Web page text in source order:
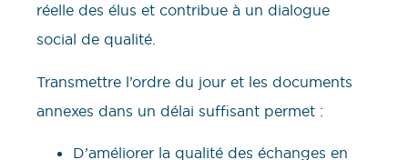
réelle des élus et contribue à un dialogue
social de qualité.
Transmettre l’ordre du jour et les documents
annexes dans un délai suffisant permet :
D’améliorer la qualité des échanges en